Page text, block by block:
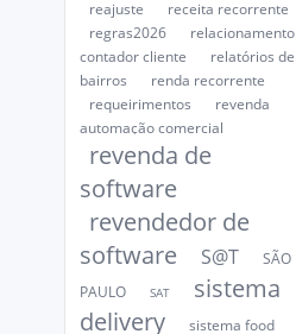
reajuste
receita recorrente
regras2026
relacionamento
contador cliente
relatórios de
bairros
renda recorrente
requeirimentos
revenda
automação comercial
revenda de
software
revendedor de
software
S@T
SÃO
PAULO
SAT
sistema
delivery
sistema food